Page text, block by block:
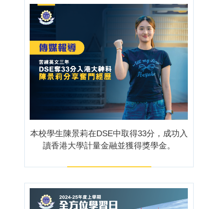
本校學生陳景莉在DSE中取得33分，成功入
讀香港大學計量金融並獲得獎學金。